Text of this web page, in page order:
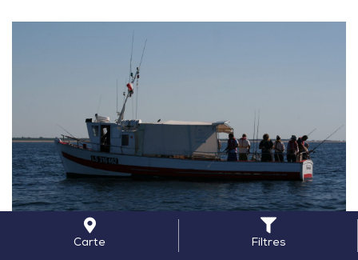
Bateau de pêche L’Aphrodite
Carte Filtres